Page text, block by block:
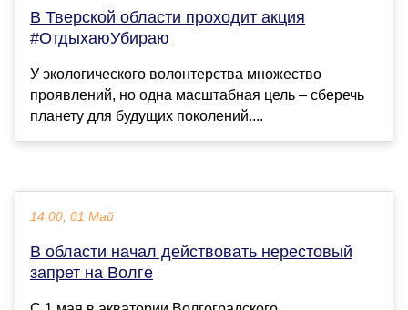
В Тверской области проходит акция
#ОтдыхаюУбираю
У экологического волонтерства множество
проявлений, но одна масштабная цель – сберечь
планету для будущих поколений....
14:00, 01 Май
В области начал действовать нерестовый
запрет на Волге